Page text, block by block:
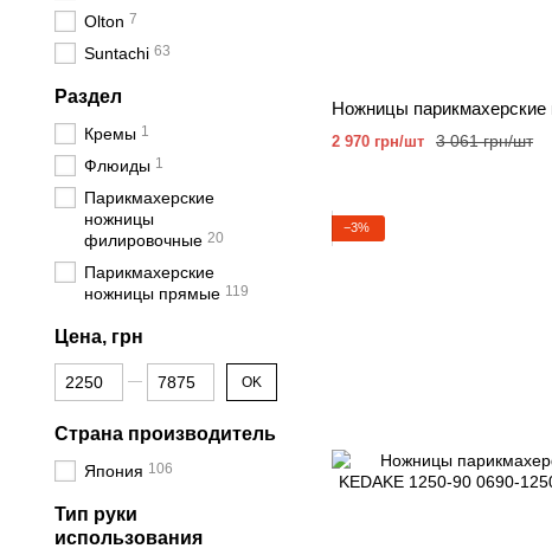
3 061 грн/шт
2 970 грн/шт
−3%
Olton 7
Suntachi 63
Раздел
Кремы 1
Флюиды 1
Парикмахерские
ножницы
филировочные 20
Парикмахерские
ножницы прямые 119
Цена, грн
От Цена, грн
До Цена, грн OK
Страна производитель
Япония 106
Тип руки
использования